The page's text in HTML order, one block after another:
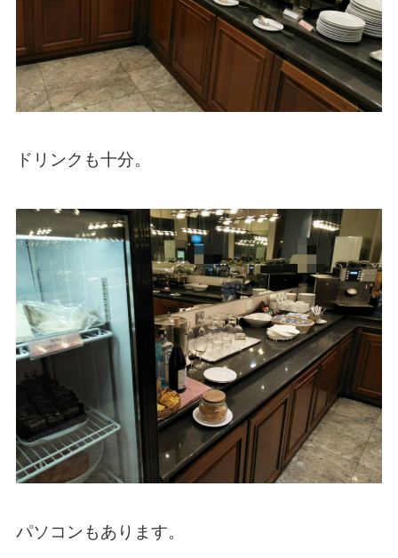
ドリンクも十分。
パソコンもあります。